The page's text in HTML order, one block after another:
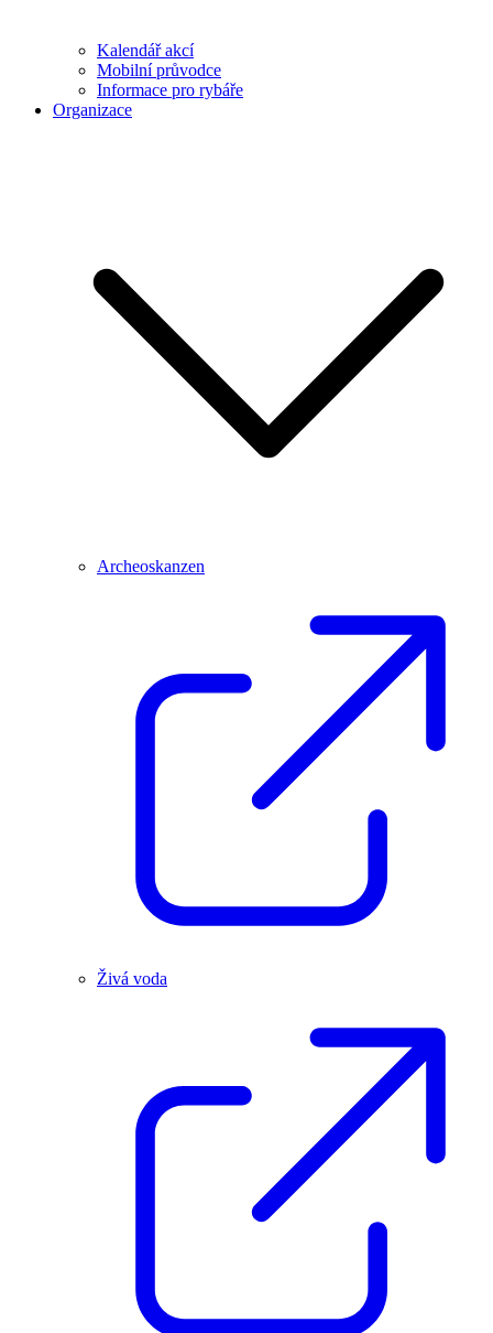
Kalendář akcí
Mobilní průvodce
Informace pro rybáře
Organizace
Archeoskanzen
Živá voda